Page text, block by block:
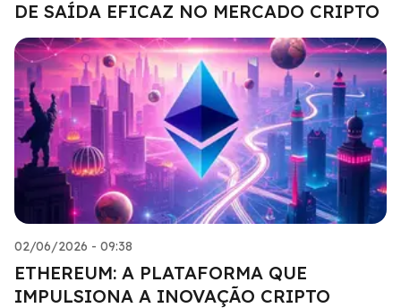
DE SAÍDA EFICAZ NO MERCADO CRIPTO
02/06/2026 - 09:38
ETHEREUM: A PLATAFORMA QUE
IMPULSIONA A INOVAÇÃO CRIPTO